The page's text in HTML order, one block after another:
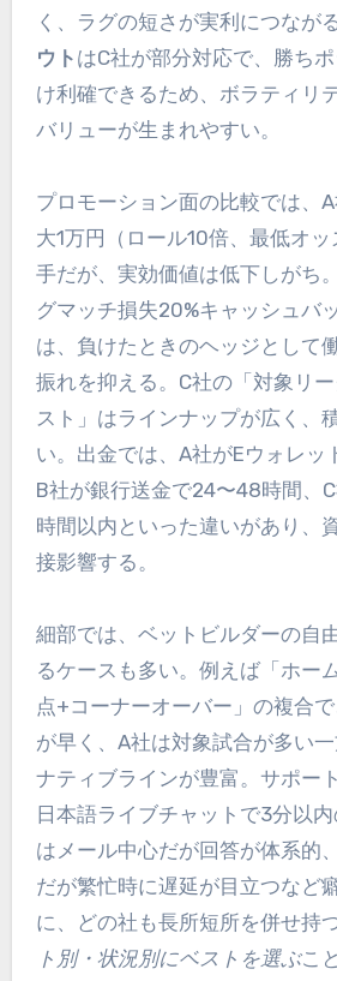
く、ラグの短さが実利につながる
ウト はC社が部分対応で、勝ち
け利確できるため、ボラティリ
バリューが生まれやすい。
プロモーション面の比較では、
大1万円（ロール10倍、最低オ
手だが、実効価値は低下しがち
グマッチ損失20%キャッシュバ
は、負けたときのヘッジとして
振れを抑える。C社の「対象リ
スト」はラインナップが広く、
い。出金では、A社がEウォレッ
B社が銀行送金で24〜48時間、
時間以内といった違いがあり、
接影響する。
細部では、ベットビルダーの自
るケースも多い。例えば「ホー
点+コーナーオーバー」の複合
が早く、A社は対象試合が多い
ナティブラインが豊富。サポー
日本語ライブチャットで3分以
はメール中心だが回答が体系的
だが繁忙時に遅延が目立つなど
に、どの社も長所短所を併せ持つ
ト別・状況別にベストを選ぶこ